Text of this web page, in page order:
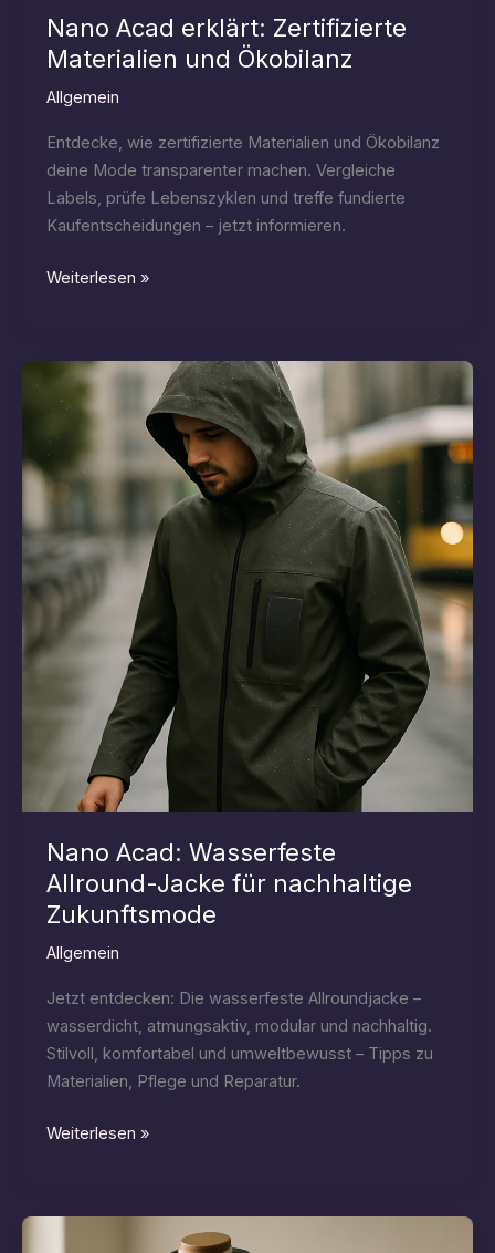
Nano Acad erklärt: Zertifizierte
Materialien und Ökobilanz
Allgemein
Entdecke, wie zertifizierte Materialien und Ökobilanz
deine Mode transparenter machen. Vergleiche
Labels, prüfe Lebenszyklen und treffe fundierte
Kaufentscheidungen – jetzt informieren.
Nano
Zertifizierte
Materialien
und
Ökobilanz
Weiterlesen »
Nano Acad: Wasserfeste
Allround-Jacke für nachhaltige
Zukunftsmode
Allgemein
Jetzt entdecken: Die wasserfeste Allroundjacke –
wasserdicht, atmungsaktiv, modular und nachhaltig.
Stilvoll, komfortabel und umweltbewusst – Tipps zu
Materialien, Pflege und Reparatur.
Nano
Allround-
Weiterlesen »